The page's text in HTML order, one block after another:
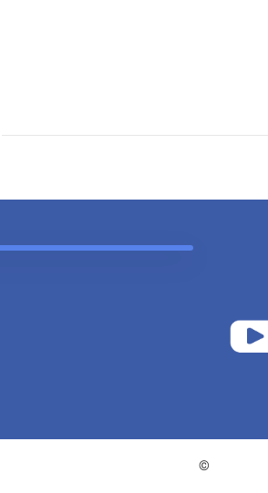
©